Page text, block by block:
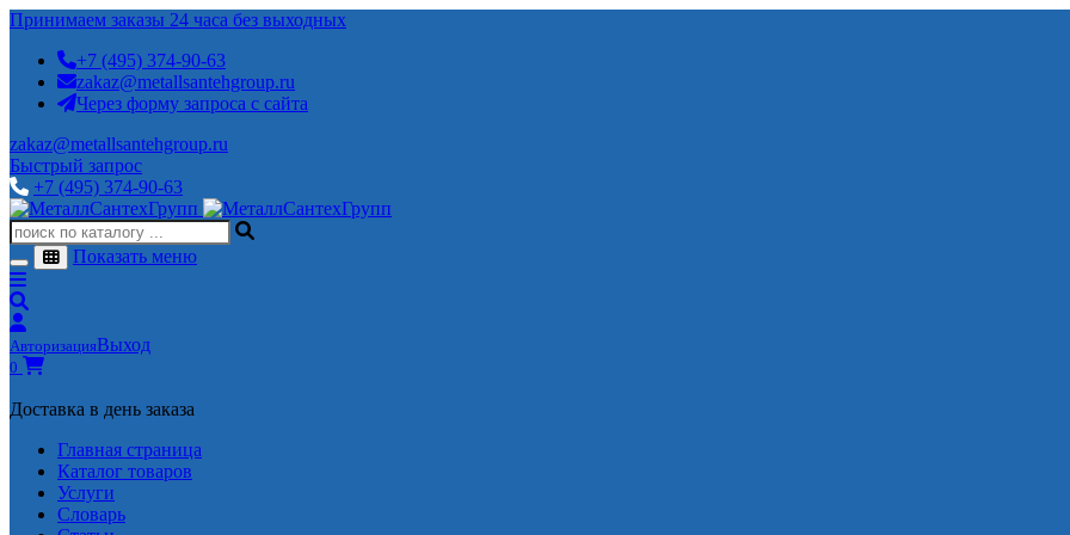
Принимаем заказы 24 часа без выходных
+7 (495) 374-90-63
zakaz@metallsantehgroup.ru
Через форму запроса с сайта
zakaz@metallsantehgroup.ru
Быстрый запрос
+7 (495) 374-90-63
Показать меню
АвторизацияВыход
0
Доставка в день заказа
Главная страница
Каталог товаров
Услуги
Словарь